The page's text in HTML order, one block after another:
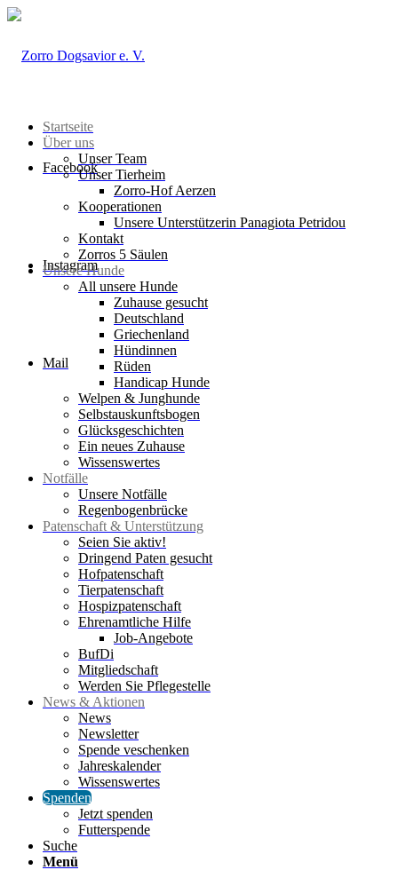
Facebook
Instagram
Mail
Startseite
Über uns
Unser Team
Unser Tierheim
Zorro-Hof Aerzen
Kooperationen
Unsere Unterstützerin Panagiota Petridou
Kontakt
Zorros 5 Säulen
Unsere Hunde
All unsere Hunde
Zuhause gesucht
Deutschland
Griechenland
Hündinnen
Rüden
Handicap Hunde
Welpen & Junghunde
Selbstauskunftsbogen
Glücksgeschichten
Ein neues Zuhause
Wissenswertes
Notfälle
Unsere Notfälle
Regenbogenbrücke
Patenschaft & Unterstützung
Seien Sie aktiv!
Dringend Paten gesucht
Hofpatenschaft
Tierpatenschaft
Hospizpatenschaft
Ehrenamtliche Hilfe
Job-Angebote
BufDi
Mitgliedschaft
Werden Sie Pflegestelle
News & Aktionen
News
Newsletter
Spende veschenken
Jahreskalender
Wissenswertes
Spenden
Jetzt spenden
Futterspende
Suche
Menü